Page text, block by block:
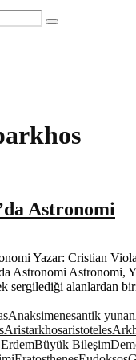
Search
Astronomi
Yazar: Cristian
Astronomi Astronomi,
sergilediği alanlardan
Anaksimenesantik yunan
Aristarkhosaristoteles
Büyük Bileşim